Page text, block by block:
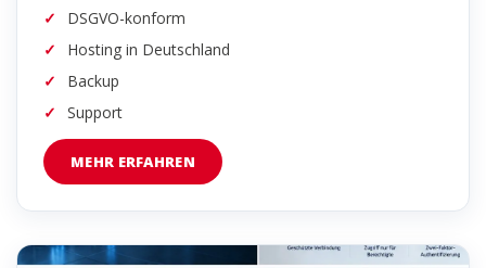
DSGVO-konform
Hosting in Deutschland
Backup
Support
MEHR ERFAHREN